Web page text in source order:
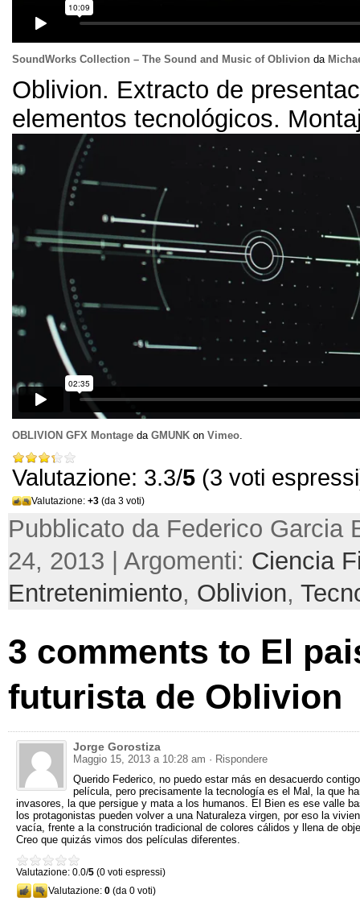
SoundWorks Collection – The Sound and Music of Oblivion da
Oblivion. Extracto de
elementos tecnológicos.
OBLIVION GFX Montage da GMUNK on Vimeo
Valutazione: 3.3/5 (3 voti
Valutazione: +3 (da 3 voti)
Pubblicato da Federico Garcia
24, 2013 | Argomenti: Ciencia
Entretenimiento, Oblivion,
3 comments to El
futurista de Oblivion
Jorge Gorostiza
Maggio 15, 2013 a 10:28 am · Rispondere
Querido Federico, no puedo estar más en desacuerdo
película, pero precisamente la tecnología es el Mal , la que
invasores, la que persigue y mata a los humanos. El Bien es ese valle
los protagonistas pueden volver a una Naturaleza virgen, por eso la
vacía, frente a la construción tradicional de colores cálidos y llena de
Creo que quizás vimos dos películas diferentes.
Valutazione: 0.0/5 (0 voti espressi)
Valutazione: 0 (da 0 voti)